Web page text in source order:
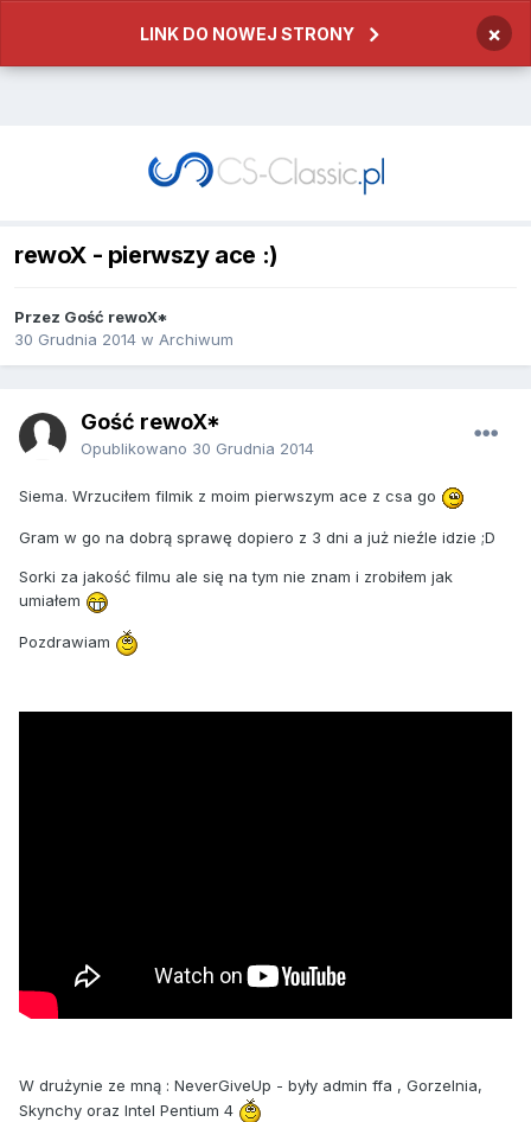
LINK DO NOWEJ STRONY ×
rewoX - pierwszy ace :)
Przez Gość rewoX*
30 Grudnia 2014 w Archiwum
Gość rewoX*
Opublikowano 30 Grudnia 2014
Siema. Wrzuciłem filmik z moim pierwszym ace z csa go
Gram w go na dobrą sprawę dopiero z 3 dni a już nieźle idzie ;D
Sorki za jakość filmu ale się na tym nie znam i zrobiłem jak
umiałem
Pozdrawiam
W drużynie ze mną : NeverGiveUp - były admin ffa , Gorzelnia,
Skynchy oraz Intel Pentium 4